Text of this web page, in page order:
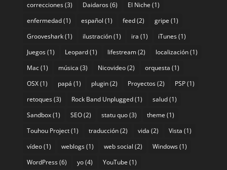
correcciones(3) Daidaros(6) El Niche (1)
enfermedad(1) español (1) feed(2) gripe (1)
Grooveshark(1) ilustración(1) ira (1) iTunes(1)
Juegos(1) Leopard(1) lifestream(2) localización(1)
Mac(1) música (3) Nicovideo(2) orquesta (1)
OSX(1) papá (1) plugin(2) Proyectos(2) PSP(1)
retoques(3) Rock Band Unplugged(1) salud(1)
Sandbox(1) SEO(2) statu quo(3) theme (1)
Touhou Project(1) traducción(2) vida (2) Vista (1)
vídeo(1) weblogs(1) web social (2) Windows(1)
WordPress(6) yo(4) YouTube (1)